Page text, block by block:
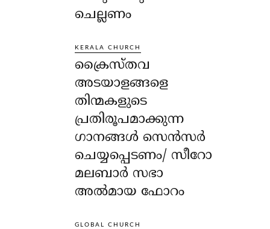
ചെല്ലണം
KERALA CHURCH
ക്രൈസ്തവ
അടയാളങ്ങളെ
തിന്മകളുടെ
പ്രതിരൂപമാക്കുന്ന
ഗാനങ്ങൾ സെൻസർ
ചെയ്യപ്പെടണം/ സീറോ
മലബാർ സഭാ
അൽമായ ഫോറം
GLOBAL CHURCH